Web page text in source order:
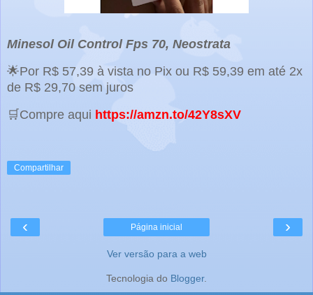
Minesol Oil Control Fps 70, Neostrata
🌟Por R$ 57,39 à vista no Pix ou R$ 59,39 em até 2x
de R$ 29,70 sem juros
🛒Compre aqui https://amzn.to/42Y8sXV
Compartilhar
‹ ›
Página inicial
Ver versão para a web
Tecnologia do Blogger.